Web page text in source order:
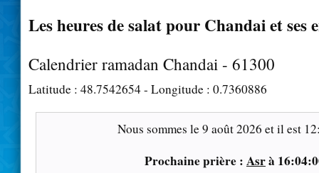
Les heures de salat pour Chandai et ses
Calendrier ramadan Chandai - 61300
Latitude : 48.7542654- Longitude : 0.7360886
Nous sommes le9 août 2026 et il est
Prochaine prière : Asrà